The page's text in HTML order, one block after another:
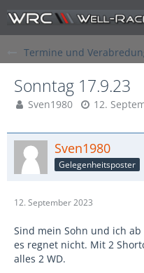
Termine und
Sonntag 17.9.23
Sven1980 12.
Sven1980
Gelegenheitsposter
12. September 2023
Sind mein Sohn und ich
es regnet nicht. Mit 2
alles 2 WD.